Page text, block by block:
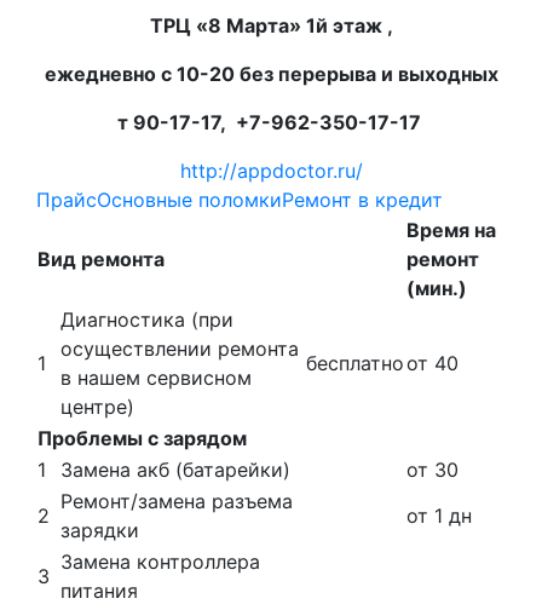
ТРЦ «8 Марта» 1й этаж ,
ежедневно с 10-20 без перерыва и выходных
т 90-17-17, +7-962-350-17-17
http://appdoctor.ru/
ПрайсОсновные поломкиРемонт в кредит
Вид ремонта
Время на
ремонт
(мин.)
1
Диагностика (при
осуществлении ремонта
в нашем сервисном
центре)
бесплатноот 40
Проблемы с зарядом
1
Замена акб (батарейки)
от 30
2
Ремонт/замена разъема
зарядки
от 1 дн
3
Замена контроллера
питания